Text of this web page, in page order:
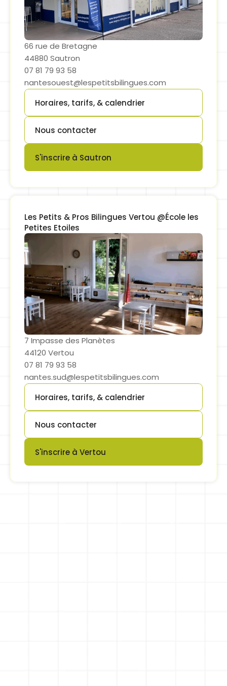
66 rue de Bretagne
44880 Sautron
07 81 79 93 58
nantesouest@lespetitsbilingues.com
Horaires, tarifs, & calendrier
Button
Nous contacter
Button
S'inscrire à Sautron
Les Petits & Pros Bilingues Vertou @École les
Petites Etoiles
7 Impasse des Planètes
44120 Vertou
07 81 79 93 58
nantes.sud@lespetitsbilingues.com
Horaires, tarifs, & calendrier
Button
Nous contacter
Button
S'inscrire à Vertou